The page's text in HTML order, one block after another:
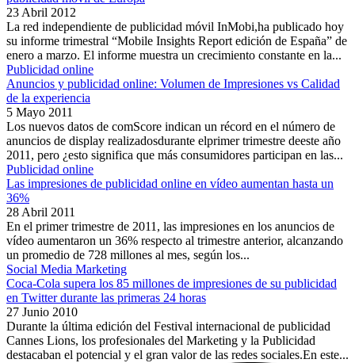
23 Abril 2012
La red independiente de publicidad móvil InMobi,ha publicado hoy
su informe trimestral “Mobile Insights Report edición de España” de
enero a marzo. El informe muestra un crecimiento constante en la...
Publicidad online
Anuncios y publicidad online: Volumen de Impresiones vs Calidad
de la experiencia
5 Mayo 2011
Los nuevos datos de comScore indican un récord en el número de
anuncios de display realizadosdurante elprimer trimestre deeste año
2011, pero ¿esto significa que más consumidores participan en las...
Publicidad online
Las impresiones de publicidad online en vídeo aumentan hasta un
36%
28 Abril 2011
En el primer trimestre de 2011, las impresiones en los anuncios de
vídeo aumentaron un 36% respecto al trimestre anterior, alcanzando
un promedio de 728 millones al mes, según los...
Social Media Marketing
Coca-Cola supera los 85 millones de impresiones de su publicidad
en Twitter durante las primeras 24 horas
27 Junio 2010
Durante la última edición del Festival internacional de publicidad
Cannes Lions, los profesionales del Marketing y la Publicidad
destacaban el potencial y el gran valor de las redes sociales.En este...